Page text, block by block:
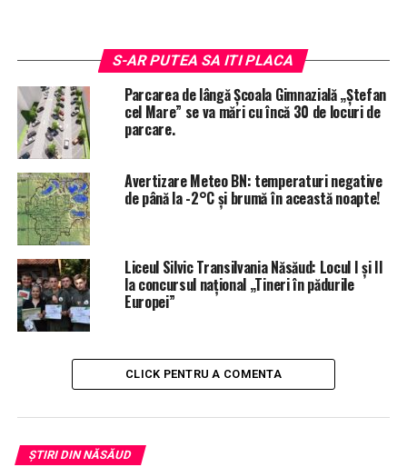
ALTE ȘTIRI STIRI ULTIMELE STIRI
URMEAZA
De la Năsăud în Sicilia, prin Erasmus. Școala Gimnazială
„Mihai Eminescu” a realizat activități cu parteneri din
străinătate
NU PIERDE ACESTE ȘTIRI
Echipa „Avântul Spermezeu”, Locul I Ia etapa județeană
a Olimpiadei Naționale a Sportului Școlar
Redacția Ziardetibles.ro
S-AR PUTEA SA ITI PLACA
Parcarea de lângă Școala Gimnazială „Ștefan
cel Mare” se va mări cu încă 30 de locuri de
parcare.
Avertizare Meteo BN: temperaturi negative
de până la -2°C și brumă în această noapte!
Liceul Silvic Transilvania Năsăud: Locul I și II
la concursul național „Tineri în pădurile
Europei”
CLICK PENTRU A COMENTA
ȘTIRI DIN NĂSĂUD